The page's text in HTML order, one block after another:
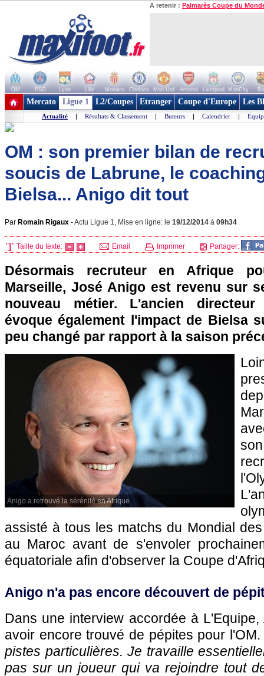
A retenir : Palmarès Coupe du
OM PSG Lyon Lille Monaco Chelsea Man Utd Arsenal Liverpool ManCity
+ de clubs
Mercato Ligue 1 L2/Coupes Etranger Coupe d'Europe Les
Actualité | Résultats & Classement | Buteurs | Calendrier |
OM : son premier bilan de
soucis de Labrune, le
Bielsa... Anigo dit tout
Par Romain Rigaux -Actu Ligue 1, Mise en ligne: le 19/12/2014 à 09h34
Taille du texte: Email Imprimer Partager:
Désormais recruteur en Afrique
Marseille, José Anigo est revenu sur
nouveau métier. L'ancien
évoque également l'impact de Bielsa
peu changé par rapport à la saison
Anigo a retrouvé la sérénité en Afrique
assisté à tous les matchs du Mondial
au Maroc avant de s'envoler
équatoriale afin d'observer la Coupe
Anigo n'a pas encore découvert de
Dans une interview accordée à
avoir encore trouvé de pépites pour l'OM.
pistes particulières. Je travaille
pas sur un joueur qui va rejoindre tout